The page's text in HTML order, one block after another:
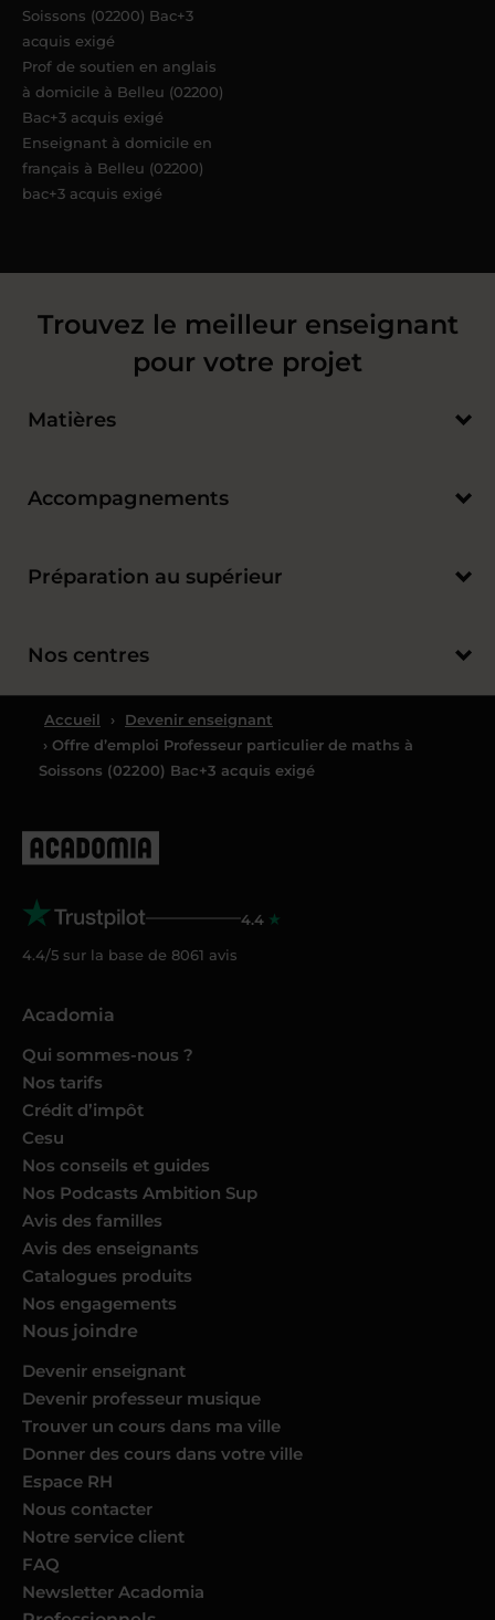
Soissons (02200) Bac+3
acquis exigé
Prof de soutien en anglais
à domicile à Belleu (02200)
Bac+3 acquis exigé
Enseignant à domicile en
français à Belleu (02200)
bac+3 acquis exigé
Trouvez le meilleur enseignant
pour votre projet
Matières
Accompagnements
Préparation au supérieur
Nos centres
Accueil ›
Devenir enseignant
› Offre d’emploi Professeur particulier de maths à
Soissons (02200) Bac+3 acquis exigé
4.4
4.4/5 sur la base de 8061 avis
Acadomia
Qui sommes-nous ?
Nos tarifs
Crédit d’impôt
Cesu
Nos conseils et guides
Nos Podcasts Ambition Sup
Avis des familles
Avis des enseignants
Catalogues produits
Nos engagements
Nous joindre
Devenir enseignant
Devenir professeur musique
Trouver un cours dans ma ville
Donner des cours dans votre ville
Espace RH
Nous contacter
Notre service client
FAQ
Newsletter Acadomia